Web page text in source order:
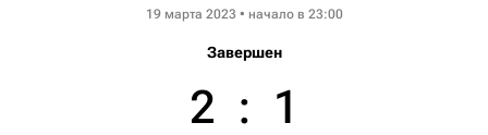
19 марта 2023 • начало в 23:00
Завершен
2 : 1